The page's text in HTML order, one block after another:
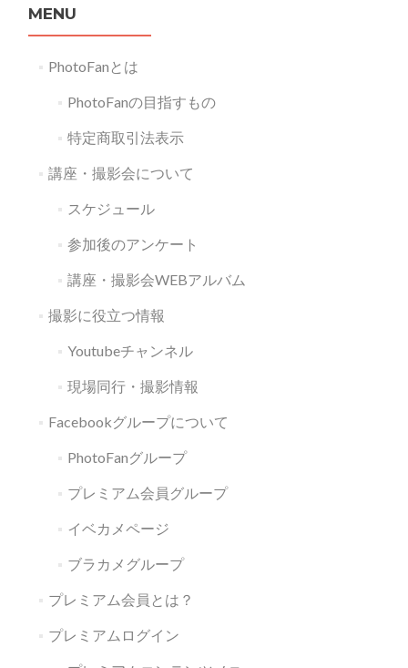
MENU
PhotoFanとは
PhotoFanの目指すもの
特定商取引法表示
講座・撮影会について
スケジュール
参加後のアンケート
講座・撮影会WEBアルバム
撮影に役立つ情報
Youtubeチャンネル
現場同行・撮影情報
Facebookグループについて
PhotoFanグループ
プレミアム会員グループ
イベカメページ
ブラカメグループ
プレミアム会員とは？
プレミアムログイン